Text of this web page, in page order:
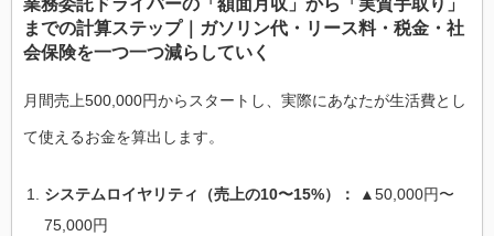
までの計算ステップ｜ガソリン代・リース料・税金・社
会保険を一つ一つ減らしていく
月間売上500,000円からスタートし、実際にあなたが生活費とし
て使えるお金を算出します。
システムロイヤリティ（売上の10〜15%）：
▲50,000円〜
75,000円